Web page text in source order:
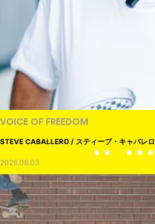
VOICE OF FREEDOM
STEVE CABALLERO / スティーブ・キャバレロ
2026.08.03